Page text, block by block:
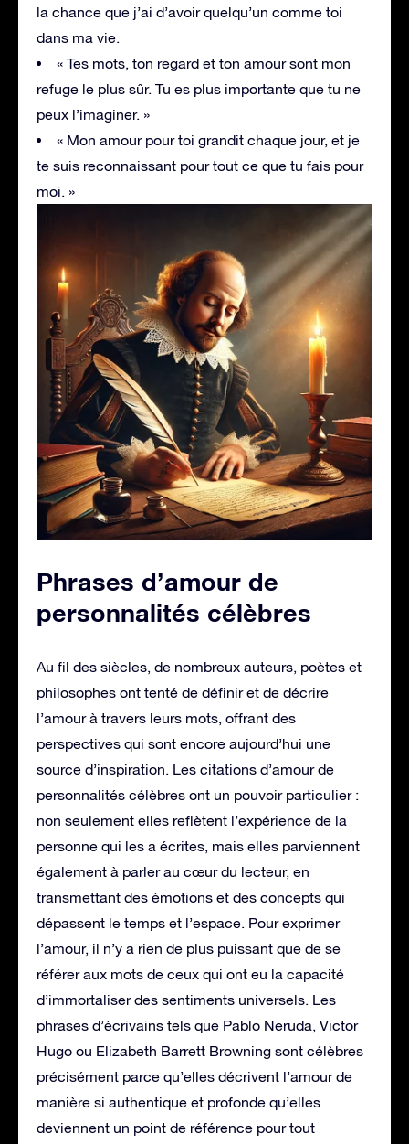
la chance que j’ai d’avoir quelqu’un comme toi
dans ma vie.
« Tes mots, ton regard et ton amour sont mon
refuge le plus sûr. Tu es plus importante que tu ne
peux l’imaginer. »
« Mon amour pour toi grandit chaque jour, et je
te suis reconnaissant pour tout ce que tu fais pour
moi. »
Phrases d’amour de
personnalités célèbres
Au fil des siècles, de nombreux auteurs, poètes et
philosophes ont tenté de définir et de décrire
l’amour à travers leurs mots, offrant des
perspectives qui sont encore aujourd’hui une
source d’inspiration. Les citations d’amour de
personnalités célèbres ont un pouvoir particulier :
non seulement elles reflètent l’expérience de la
personne qui les a écrites, mais elles parviennent
également à parler au cœur du lecteur, en
transmettant des émotions et des concepts qui
dépassent le temps et l’espace. Pour exprimer
l’amour, il n’y a rien de plus puissant que de se
référer aux mots de ceux qui ont eu la capacité
d’immortaliser des sentiments universels. Les
phrases d’écrivains tels que Pablo Neruda, Victor
Hugo ou Elizabeth Barrett Browning sont célèbres
précisément parce qu’elles décrivent l’amour de
manière si authentique et profonde qu’elles
deviennent un point de référence pour tout